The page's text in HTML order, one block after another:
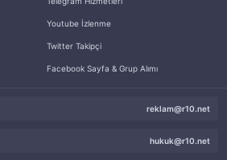
Youtube İzlenme
Twitter Takipçi
Facebook Sayfa & Grup Alımı
reklam@r10.net
hukuk@r10.net